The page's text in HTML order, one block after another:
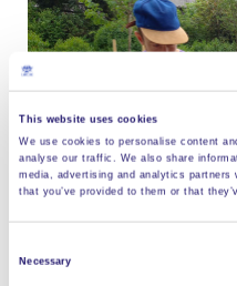
This website uses cookies
We use cookies to personalise content
analyse our traffic. We also share
media, advertising and analytics
that you’ve provided to them or that
Necessary